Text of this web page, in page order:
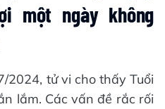
một ngày không
2024, tử vi cho thấy Tuổi
lắm. Các vấn đề rắc rối